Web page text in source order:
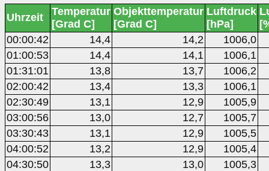
Uhrzeit
Temperatur
[Grad C]
Objekttemperatur
[Grad C]
Luftdruck
[hPa]
00:00:42
14,4 14,2
1006,0
01:00:53
14,4 14,1
1006,1
01:31:01
13,8 13,7
1006,2
02:00:42
13,4 13,3
1006,1
02:30:49
13,1 12,9
1005,9
03:00:56
13,0 12,7
1005,7
03:30:43
13,1 12,9
1005,5
04:00:52
13,2 12,9
1005,4
04:30:50
13,3 13,0
1005,3